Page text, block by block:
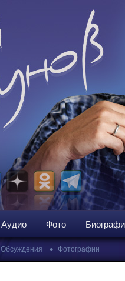
Аудио Фото
Обсуждения • Фотографии